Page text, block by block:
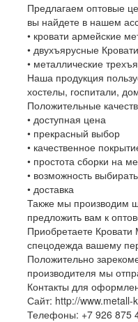
Предлагаем оптовые
вы найдете в нашем
• кровати армейские
• двухъярусные
• металлические
Наша продукция
хостелы, госпитали,
Положительные
• доступная цена
• прекрасный выбор
• качественное
• простота сборки на
• возможность
• доставка
Также мы производим
предложить вам к
Приобретаете Кровати
спецодежда вашему
Положительно
производителя мы
Контакты для
Сайт: http://www.metall-
Телефоны: +7 926 875